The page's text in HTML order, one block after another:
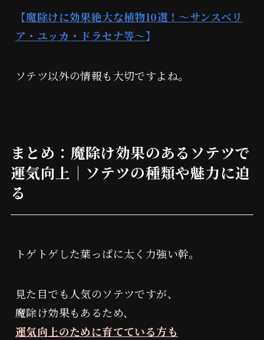
【魔除けに効果絶大な植物10選！～サンスベリ
ア・ユッカ・ドラセナ等～】
ソテツ以外の情報も大切ですよね。
まとめ：魔除け効果のあるソテツで
運気向上｜ソテツの種類や魅力に迫
る
トゲトゲした葉っぱに太く力強い幹。
見た目でも人気のソテツですが、
魔除け効果もあるため、
運気向上のために育てている方も